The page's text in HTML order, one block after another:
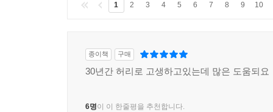
1 2 3 4 5 6 7 8 9 10
종이책 구매
30년간 허리로 고생하고있는데 많은 도움되요
6명이 이 한줄평을 추천합니다.